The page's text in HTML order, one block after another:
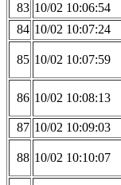
83 10/02 10:06:54
84 10/02 10:07:24
85 10/02 10:07:59
86 10/02 10:08:13
87 10/02 10:09:03
88 10/02 10:10:07